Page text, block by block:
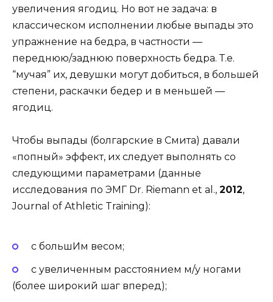
увеличения ягодиц. Но вот не задача: в
классическом исполнении любые выпады это
упражнение на бедра, в частности —
переднюю/заднюю поверхность бедра. Т.е.
“мучая” их, девушки могут добиться, в большей
степени, раскачки бедер и в меньшей —
ягодиц.
Чтобы выпады (болгарские в Смита) давали
«попный» эффект, их следует выполнять со
следующими параметрами (данные
исследования по ЭМГ Dr. Riemann et al., 2012,
Journal of Athletic Training):
с большИм весом;
с увеличенным расстоянием м/у ногами
(более широкий шаг вперед);